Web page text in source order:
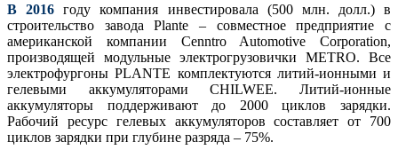
В 2016году компания инвестировала (500 млн. долл.) в
строительство завода Plante – совместное предприятие с
американской компании Cenntro Automotive Corporation,
производящей модульные электрогрузовички METRO. Все
электрофургоны PLANTE комплектуются литий-ионными и
гелевыми аккумуляторами CHILWEE. Литий-ионные
аккумуляторы поддерживают до 2000 циклов зарядки.
Рабочий ресурс гелевых аккумуляторов составляет от 700
циклов зарядки при глубине разряда – 75%.